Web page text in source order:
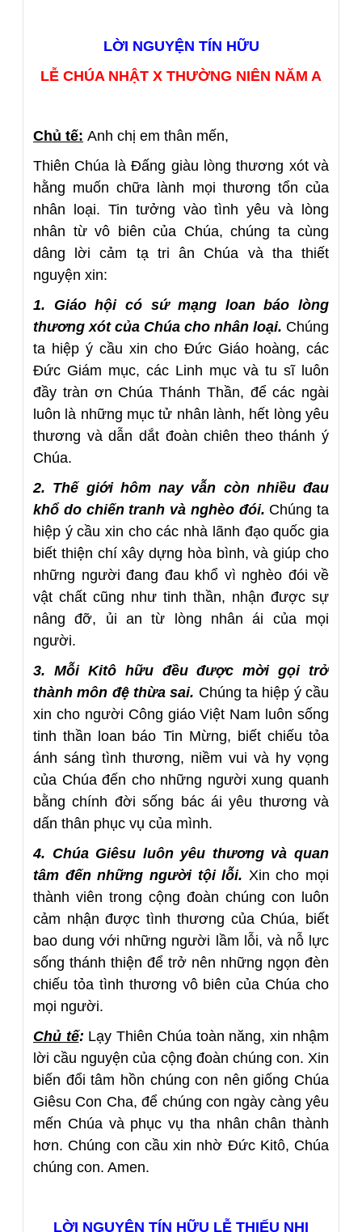
LỜI NGUYỆN TÍN HỮU
LỄ CHÚA NHẬT X THƯỜNG NIÊN NĂM A
Chủ tế: Anh chị em thân mến,
Thiên Chúa là Đấng giàu lòng thương xót và
hằng muốn chữa lành mọi thương tổn của
nhân loại. Tin tưởng vào tình yêu và lòng
nhân từ vô biên của Chúa, chúng ta cùng
dâng lời cảm tạ tri ân Chúa và tha thiết
nguyện xin:
1. Giáo hội có sứ mạng loan báo lòng
thương xót của Chúa cho nhân loại. Chúng
ta hiệp ý cầu xin cho Đức Giáo hoàng, các
Đức Giám mục, các Linh mục và tu sĩ luôn
đầy tràn ơn Chúa Thánh Thần, để các ngài
luôn là những mục tử nhân lành, hết lòng yêu
thương và dẫn dắt đoàn chiên theo thánh ý
Chúa.
2. Thế giới hôm nay vẫn còn nhiều đau
khổ do chiến tranh và nghèo đói. Chúng ta
hiệp ý cầu xin cho các nhà lãnh đạo quốc gia
biết thiện chí xây dựng hòa bình, và giúp cho
những người đang đau khổ vì nghèo đói về
vật chất cũng như tinh thần, nhận được sự
nâng đỡ, ủi an từ lòng nhân ái của mọi
người.
3. Mỗi Kitô hữu đều được mời gọi trở
thành môn đệ thừa sai. Chúng ta hiệp ý cầu
xin cho người Công giáo Việt Nam luôn sống
tinh thần loan báo Tin Mừng, biết chiếu tỏa
ánh sáng tình thương, niềm vui và hy vọng
của Chúa đến cho những người xung quanh
bằng chính đời sống bác ái yêu thương và
dấn thân phục vụ của mình.
4. Chúa Giêsu luôn yêu thương và quan
tâm đến những người tội lỗi. Xin cho mọi
thành viên trong cộng đoàn chúng con luôn
cảm nhận được tình thương của Chúa, biết
bao dung với những người lầm lỗi, và nỗ lực
sống thánh thiện để trở nên những ngọn đèn
chiếu tỏa tình thương vô biên của Chúa cho
mọi người.
Chủ tế: Lạy Thiên Chúa toàn năng, xin nhậm
lời cầu nguyện của cộng đoàn chúng con. Xin
biến đổi tâm hồn chúng con nên giống Chúa
Giêsu Con Cha, để chúng con ngày càng yêu
mến Chúa và phục vụ tha nhân chân thành
hơn. Chúng con cầu xin nhờ Đức Kitô, Chúa
chúng con. Amen.
LỜI NGUYỆN TÍN HỮU LỄ THIẾU NHI